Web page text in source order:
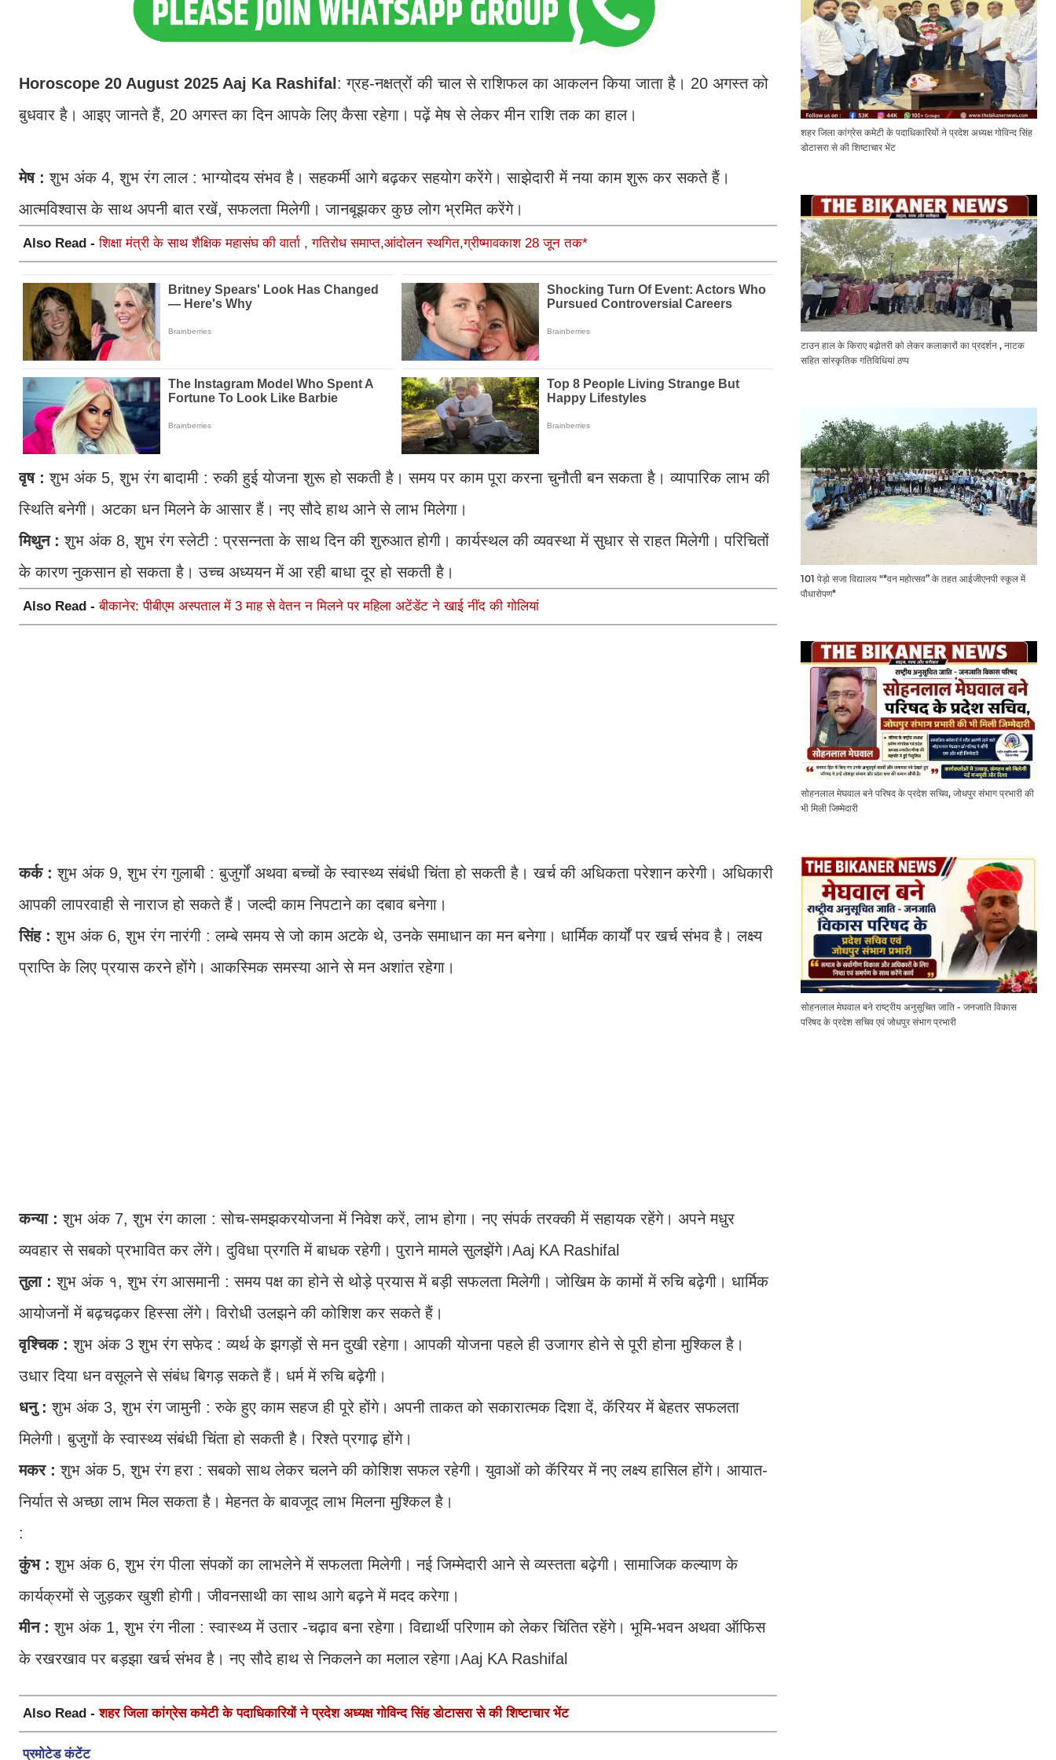
Horoscope 20 August 2025 Aaj Ka Rashifal : ग्रह-नक्षत्रों की चाल से राशिफल का आकलन किया जाता है। 20 अगस्त को
बुधवार है। आइए जानते हैं, 20 अगस्त का दिन आपके लिए कैसा रहेगा। पढ़ें मेष से लेकर मीन राशि तक का हाल।
मेष : शुभ अंक 4, शुभ रंग लाल : भाग्योदय संभव है। सहकर्मी आगे बढ़कर सहयोग करेंगे। साझेदारी में नया काम शुरू कर सकते हैं।
आत्मविश्वास के साथ अपनी बात रखें, सफलता मिलेगी। जानबूझकर कुछ लोग भ्रमित करेंगे।
Also Read -शिक्षा मंत्री के साथ शैक्षिक महासंघ की वार्ता , गतिरोध समाप्त,आंदोलन स्थगित,ग्रीष्मावकाश 28 जून तक*
वृष :शुभ अंक 5, शुभ रंग बादामी : रुकी हुई योजना शुरू हो सकती है। समय पर काम पूरा करना चुनौती बन सकता है। व्यापारिक लाभ की
स्थिति बनेगी। अटका धन मिलने के आसार हैं। नए सौदे हाथ आने से लाभ मिलेगा।
मिथुन : शुभ अंक 8, शुभ रंग स्लेटी : प्रसन्नता के साथ दिन की शुरुआत होगी। कार्यस्थल की व्यवस्था में सुधार से राहत मिलेगी। परिचितों
के कारण नुकसान हो सकता है। उच्च अध्ययन में आ रही बाधा दूर हो सकती है।
Also Read -बीकानेर: पीबीएम अस्पताल में 3 माह से वेतन न मिलने पर महिला अटेंडेंट ने खाई नींद की गोलियां
कर्क :शुभ अंक 9, शुभ रंग गुलाबी : बुजुर्गों अथवा बच्चों के स्वास्थ्य संबंधी चिंता हो सकती है। खर्च की अधिकता परेशान करेगी। अधिकारी
आपकी लापरवाही से नाराज हो सकते हैं। जल्दी काम निपटाने का दबाव बनेगा।
सिंह :शुभ अंक 6, शुभ रंग नारंगी : लम्बे समय से जो काम अटके थे, उनके समाधान का मन बनेगा। धार्मिक कार्यों पर खर्च संभव है। लक्ष्य
प्राप्ति के लिए प्रयास करने होंगे। आकस्मिक समस्या आने से मन अशांत रहेगा।
कन्या :शुभ अंक 7, शुभ रंग काला : सोच-समझकरयोजना में निवेश करें, लाभ होगा। नए संपर्क तरक्की में सहायक रहेंगे। अपने मधुर
व्यवहार से सबको प्रभावित कर लेंगे। दुविधा प्रगति में बाधक रहेगी। पुराने मामले सुलझेंगे।Aaj KA Rashifal
तुला :शुभ अंक १, शुभ रंग आसमानी : समय पक्ष का होने से थोड़े प्रयास में बड़ी सफलता मिलेगी। जोखिम के कामों में रुचि बढ़ेगी। धार्मिक
आयोजनों में बढ़चढ़कर हिस्सा लेंगे। विरोधी उलझने की कोशिश कर सकते हैं।
वृश्चिक :शुभ अंक 3 शुभ रंग सफेद : व्यर्थ के झगड़ों से मन दुखी रहेगा। आपकी योजना पहले ही उजागर होने से पूरी होना मुश्किल है।
उधार दिया धन वसूलने से संबंध बिगड़ सकते हैं। धर्म में रुचि बढ़ेगी।
धनु :शुभ अंक 3, शुभ रंग जामुनी : रुके हुए काम सहज ही पूरे होंगे। अपनी ताकत को सकारात्मक दिशा दें, कॅरियर में बेहतर सफलता
मिलेगी। बुजुगों के स्वास्थ्य संबंधी चिंता हो सकती है। रिश्ते प्रगाढ़ होंगे।
मकर :शुभ अंक 5, शुभ रंग हरा : सबको साथ लेकर चलने की कोशिश सफल रहेगी। युवाओं को कॅरियर में नए लक्ष्य हासिल होंगे। आयात-
निर्यात से अच्छा लाभ मिल सकता है। मेहनत के बावजूद लाभ मिलना मुश्किल है।
:
कुंभ :शुभ अंक 6, शुभ रंग पीला संपकों का लाभलेने में सफलता मिलेगी। नई जिम्मेदारी आने से व्यस्तता बढ़ेगी। सामाजिक कल्याण के
कार्यक्रमों से जुड़कर खुशी होगी। जीवनसाथी का साथ आगे बढ़ने में मदद करेगा।
मीन :शुभ अंक 1, शुभ रंग नीला : स्वास्थ्य में उतार -चढ़ाव बना रहेगा। विद्यार्थी परिणाम को लेकर चिंतित रहेंगे। भूमि-भवन अथवा ऑफिस
के रखरखाव पर बड़झा खर्च संभव है। नए सौदे हाथ से निकलने का मलाल रहेगा।Aaj KA Rashifal
Also Read -शहर जिला कांग्रेस कमेटी के पदाधिकारियों ने प्रदेश अध्यक्ष गोविन्द सिंह डोटासरा से की शिष्टाचार भेंट
शहर जिला कांग्रेस कमेटी के पदाधिकारियों ने प्रदेश अध्यक्ष गोविन्द सिंह
डोटासरा से की शिष्टाचार भेंट
टाउन हाल के किराए बढ़ोतरी को लेकर कलाकारों का प्रदर्शन , नाटक
सहित सांस्कृतिक गतिविधियां ठप्प
101 पेड़ो सजा विद्यालय "*वन महोत्सव” के तहत आईजीएनपी स्कूल में
पौधारोपण*
सोहनलाल मेघवाल बने परिषद के प्रदेश सचिव, जोधपुर संभाग प्रभारी की
भी मिली जिम्मेदारी
सोहनलाल मेघवाल बने राष्ट्रीय अनुसूचित जाति - जनजाति विकास
परिषद के प्रदेश सचिव एवं जोधपुर संभाग प्रभारी